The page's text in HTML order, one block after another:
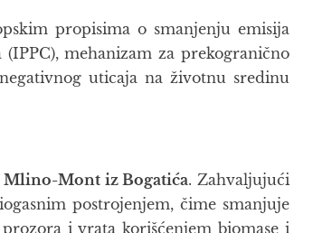
propisima o smanjenju emisija
mehanizam za prekogranično
uticaja na životnu sredinu
Mlino-Mont iz Bogatića. Zahvaljujući
postrojenjem, čime smanjuje
i vrata korišćenjem biomase i